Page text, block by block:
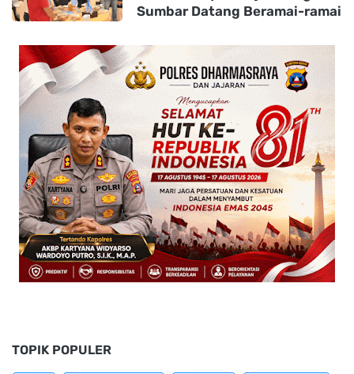
Sumbar Datang Beramai-ramai
TOPIK POPULER